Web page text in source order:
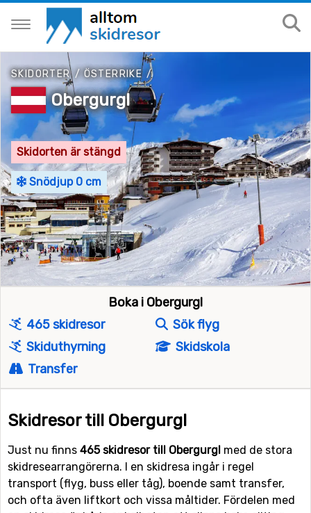
SKIDORTER/ ÖSTERRIKE /
Obergurgl
Skidorten är stängd
Snödjup 0 cm
Boka i Obergurgl
465 skidresor
Sök flyg
Skiduthyrning
Skidskola
Transfer
Skidresor till Obergurgl
Just nu finns 465 skidresor till Obergurgl med de stora
skidresearrangörerna. I en skidresa ingår i regel
transport (flyg, buss eller tåg), boende samt transfer,
och ofta även liftkort och vissa måltider. Fördelen med